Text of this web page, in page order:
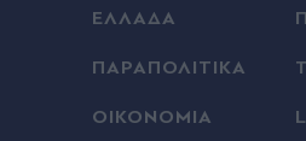
είναι γκέι: "Κουράστηκα να
(Εικόνες)
00:36
ΕΛΛΑΔΑ
ΠΑΡΑΠΟΛΙΤΙΚΑ
ΟΙΚΟΝΟΜΙΑ